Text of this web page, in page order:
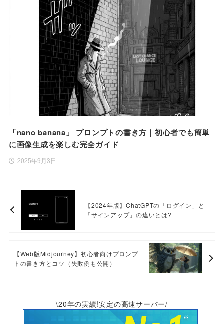
「nano banana」 プロンプトの書き方｜初心者でも簡単
に画像生成を楽しむ完全ガイド
2025年9月3日
【2024年版】ChatGPTの「ログイン」と
「サインアップ」の違いとは?
【Web版Midjourney】初心者向けプロンプ
トの書き方とコツ（失敗例も公開）
\20年の実績!安定の高速サーバー/